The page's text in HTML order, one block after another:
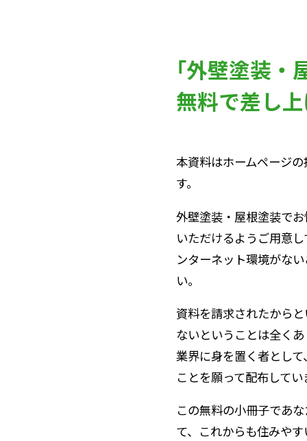
｢外壁塗装・
無料で差し
本資料はホームページ
す。
外壁塗装・屋根塗装で
いただけるようご用意
ンターネット環境がな
い。
資料を請求されたから
ないということは全く
業界に身を置く者とし
ことを願って配布してい
この無料の小冊子であ
て、これからも住みや